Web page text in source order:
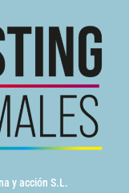
y acción S.L.